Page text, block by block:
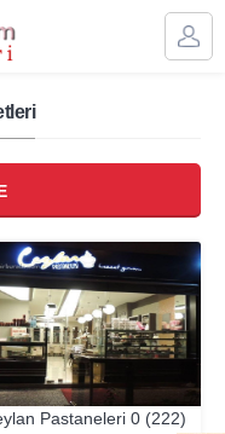
Pastaneleri 0 (222)